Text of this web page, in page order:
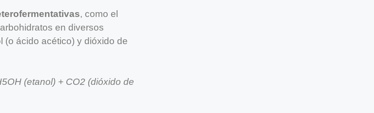
, como el
en diversos
(o ácido acético) y dióxido de
(etanol) + CO2 (dióxido de